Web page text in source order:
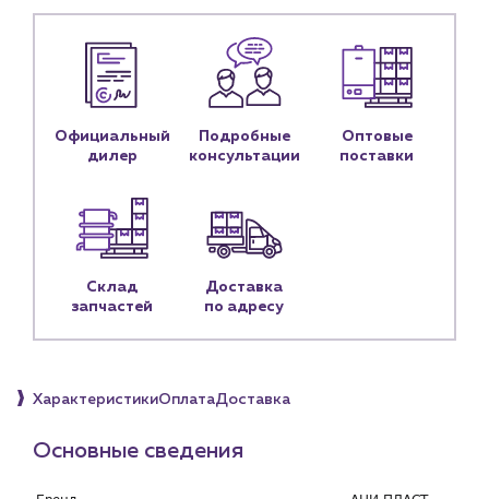
Личный кабинет
Контакты
Наши партнёры
+7 (918) 070-19-79
Пн – пт: 9:00 – 18:00
sales@profpotok.ru
Официальный
дилер
Подробные
консультации
Оптовые
поставки
Склад
запчастей
Доставка
по адресу
ХарактеристикиОплатаДоставка
Основные сведения